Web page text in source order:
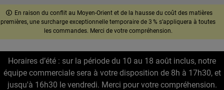
En raison du conflit au Moyen-Orient et de la hausse du coût des matières
premières, une surcharge exceptionnelle temporaire de 3 % s’appliquera à toutes
les commandes. Merci de votre compréhension.
Horaires d’été : sur la période du 10 au 18 août inclus, notre
équipe commerciale sera à votre disposition de 8h à 17h30, et
jusqu'à 16h30 le vendredi. Merci pour votre compréhension.